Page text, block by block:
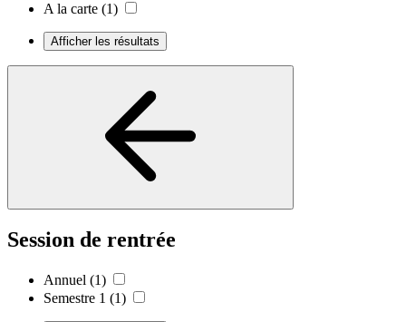
A la carte (1)
Afficher les résultats
Session de rentrée
Annuel (1)
Semestre 1 (1)